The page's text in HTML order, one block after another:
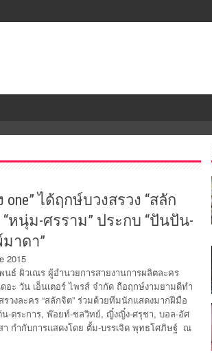
one” ได้ฤกษ์บวงสรวง “สลัก
หนุ่ม-ศรราม” ประกบ “ปันปัน-
าดา”
2015
ธ์ ผิวเณร ผู้อำนวยการสายงานการผลิตละคร
อะ วัน เอ็นเตอร์ ไพรส์ จำกัด ถือฤกษ์งามยามดีทำ
รวงละคร “สลักจิต” ร่วมด้วยทีมนักแสดงมากฝีมือ
ตระการ, พ๊อยท์-ชลวิทย์, ญิ๋งญิ๋ง-ศรุชา, บอล-อัศ
กำกับการแสดงโดย ตั้ม-บรรเจิด พุทธโศภิษฐ์ ณ